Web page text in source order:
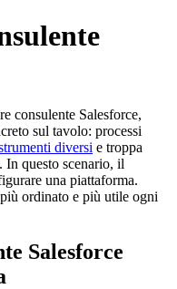
consulente Salesforce,
sul tavolo: processi
diversi e troppa
In questo scenario, il
una piattaforma.
ordinato e più utile ogni
Salesforce